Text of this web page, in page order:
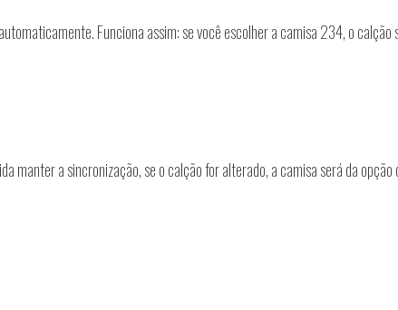
Funciona assim: se você escolher a camisa 234, o
manter a sincronização, se o calção for alterado, a camisa será da